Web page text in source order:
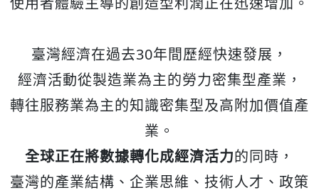
臺灣經濟在過去30年間歷經快速發展，
經濟活動從製造業為主的勞力密集型產業，
轉往服務業為主的知識密集型及高附加價值產
業。
全球正在將數據轉化成經濟活力的同時，
臺灣的產業結構、企業思維、技術人才、政策